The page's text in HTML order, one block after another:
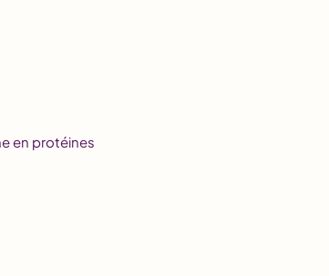
en protéines